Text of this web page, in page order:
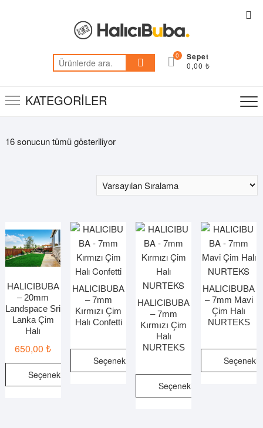
Ara: 0
0,00 ₺
KATEGORİLER
16 sonucun tümü gösteriliyor
HALICIBUBA
– 20mm
Landspace Sri
Lanka Çim
Halı
650,00₺
Seçenekler
HALICIBUBA
– 7mm
Kırmızı Çim
Halı Confetti
Seçenekler
HALICIBUBA
– 7mm
Kırmızı Çim
Halı
NURTEKS
Seçenekler
HALICIBUBA
– 7mm Mavi
Çim Halı
NURTEKS